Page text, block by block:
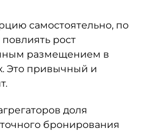
самостоятельно, по
рост
размещением в
Это привычный и
доля
бронирования